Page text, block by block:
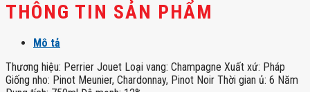
THÔNG TIN SẢN PHẨM
Mô tả
Thương hiệu: Perrier Jouet Loại vang: Champagne Xuất xứ: Pháp
Giống nho: Pinot Meunier, Chardonnay, Pinot Noir Thời gian ủ: 6 Năm